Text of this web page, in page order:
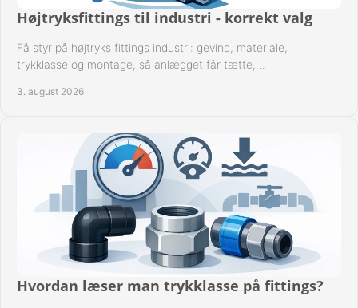
Højtryksfittings til industri - korrekt valg
Få styr på højtryks fittings industri: gevind, materiale,
trykklasse og montage, så anlægget får tætte,
3. august 2026
Hvordan læser man trykklasse på fittings?